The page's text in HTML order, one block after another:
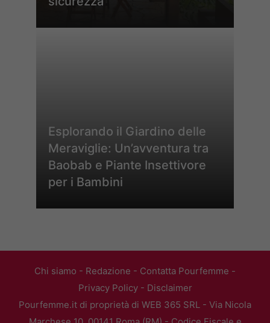
Esplorando il Giardino delle
Meraviglie: Un’avventura tra
Baobab e Piante Insettivore
per i Bambini
Chi siamo - Redazione - Contatta Pourfemme -
Privacy Policy- Disclaimer
Pourfemme.it di proprietà di WEB 365 SRL - Via Nicola